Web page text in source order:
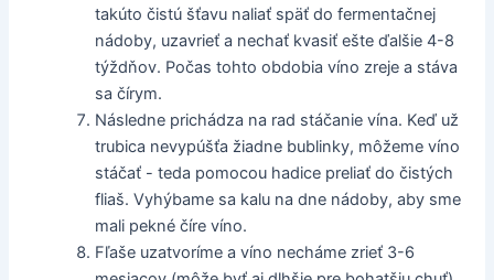
takúto čistú šťavu naliať späť do fermentačnej
nádoby, uzavrieť a nechať kvasiť ešte ďalšie 4-8
týždňov. Počas tohto obdobia víno zreje a stáva
sa čírym.
Následne prichádza na rad stáčanie vína. Keď už
trubica nevypúšťa žiadne bublinky, môžeme víno
stáčať - teda pomocou hadice preliať do čistých
fliaš. Vyhýbame sa kalu na dne nádoby, aby sme
mali pekné číre víno.
Fľaše uzatvoríme a víno necháme zrieť 3-6